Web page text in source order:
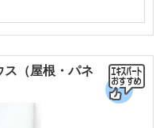
ス（屋根・パネ